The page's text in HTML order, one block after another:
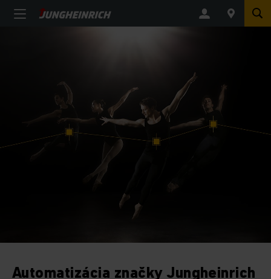
Automatizácia značky Jungheinrich